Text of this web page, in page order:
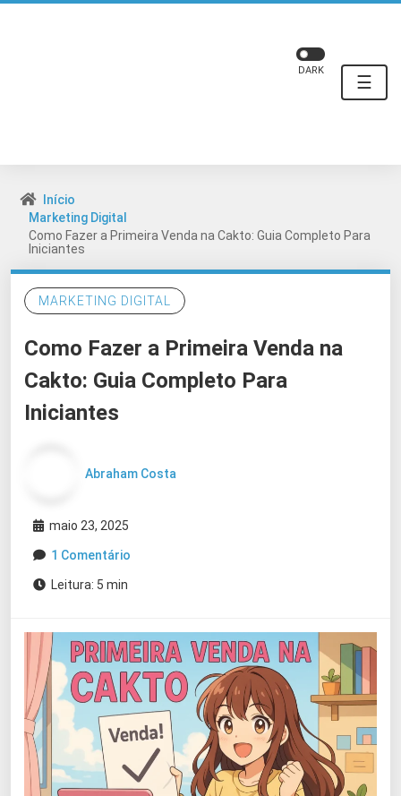
☰
DARK
Início
Marketing Digital
Como Fazer a Primeira Venda na Cakto: Guia Completo Para
Iniciantes
MARKETING DIGITAL
Como Fazer a Primeira Venda na
Cakto: Guia Completo Para
Iniciantes
Abraham Costa
maio 23, 2025
1 Comentário
Leitura: 5 min